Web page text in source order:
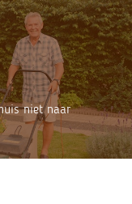
niet naar